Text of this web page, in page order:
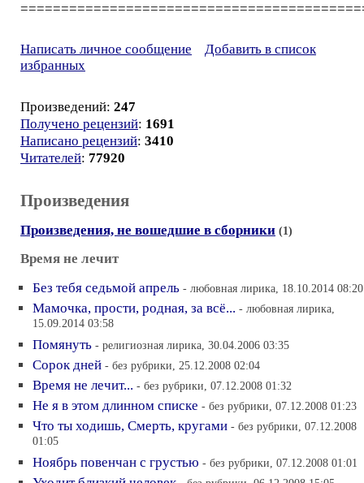
Написать личное сообщение
Добавить в список
избранных
Произведений: 247
Получено рецензий: 1691
Написано рецензий: 3410
Читателей: 77920
Произведения
Произведения, не вошедшие в сборники (1)
Время не лечит
Без тебя седьмой апрель - любовная лирика, 18.10.2014 08:20
Мамочка, прости, родная, за всё... - любовная лирика,
15.09.2014 03:58
Помянуть - религиозная лирика, 30.04.2006 03:35
Сорок дней - без рубрики, 25.12.2008 02:04
Время не лечит... - без рубрики, 07.12.2008 01:32
Не я в этом длинном списке - без рубрики, 07.12.2008 01:23
Что ты ходишь, Смерть, кругами - без рубрики, 07.12.2008
01:05
Ноябрь повенчан с грустью - без рубрики, 07.12.2008 01:01